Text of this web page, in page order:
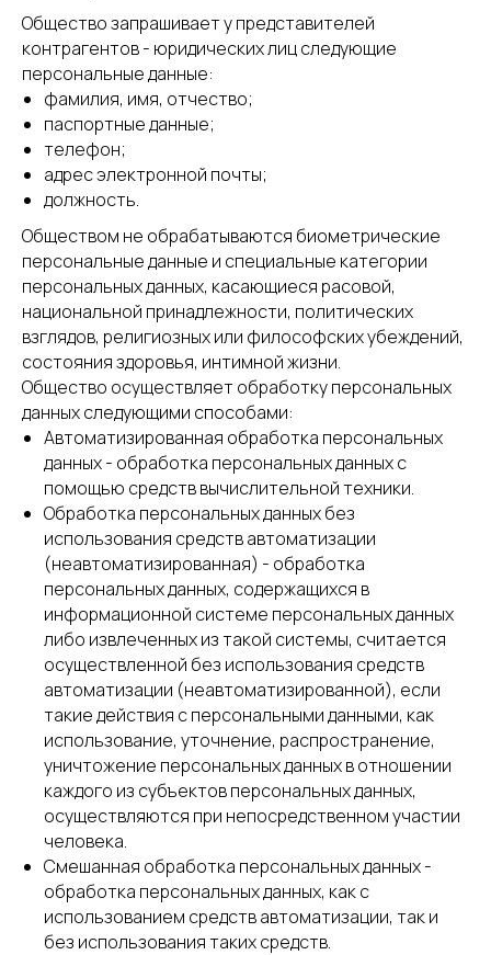
Общество запрашивает у представителей
контрагентов - юридических лиц следующие
персональные данные:
фамилия, имя, отчество;
паспортные данные;
телефон;
адрес электронной почты;
должность.
Обществом не обрабатываются биометрические
персональные данные и специальные категории
персональных данных, касающиеся расовой,
национальной принадлежности, политических
взглядов, религиозных или философских убеждений,
состояния здоровья, интимной жизни.
Общество осуществляет обработку персональных
данных следующими способами:
Автоматизированная обработка персональных
данных - обработка персональных данных с
помощью средств вычислительной техники.
Обработка персональных данных без
использования средств автоматизации
(неавтоматизированная) - обработка
персональных данных, содержащихся в
информационной системе персональных данных
либо извлеченных из такой системы, считается
осуществленной без использования средств
автоматизации (неавтоматизированной), если
такие действия с персональными данными, как
использование, уточнение, распространение,
уничтожение персональных данных в отношении
каждого из субъектов персональных данных,
осуществляются при непосредственном участии
человека.
Смешанная обработка персональных данных -
обработка персональных данных, как с
использованием средств автоматизации, так и
без использования таких средств.
Филиалы на карте